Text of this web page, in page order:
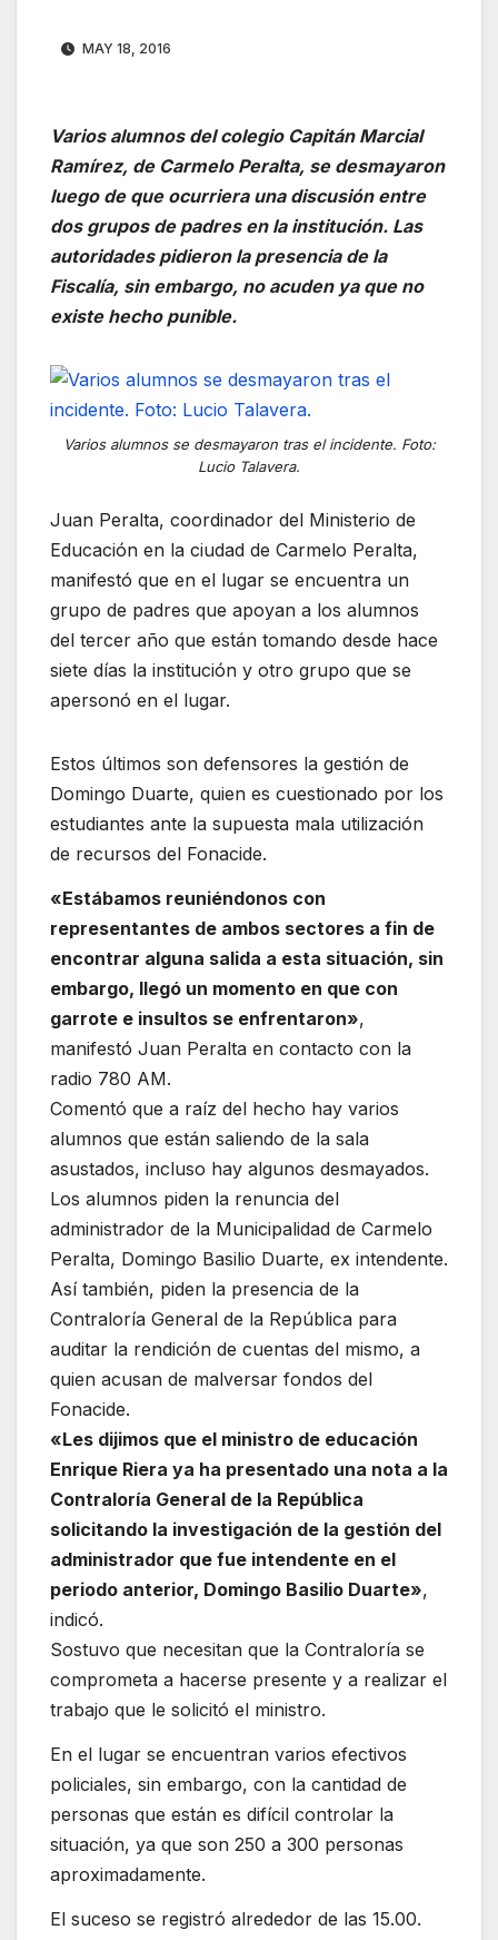
MAY 18, 2016
Varios alumnos del colegio Capitán Marcial
Ramírez, de Carmelo Peralta, se desmayaron
luego de que ocurriera una discusión entre
dos grupos de padres en la institución. Las
autoridades pidieron la presencia de la
Fiscalía, sin embargo, no acuden ya que no
existe hecho punible.
Varios alumnos se desmayaron tras el incidente. Foto:
Lucio Talavera.
Juan Peralta, coordinador del Ministerio de
Educación en la ciudad de Carmelo Peralta,
manifestó que en el lugar se encuentra un
grupo de padres que apoyan a los alumnos
del tercer año que están tomando desde hace
siete días la institución y otro grupo que se
apersonó en el lugar.
Estos últimos son defensores la gestión de
Domingo Duarte, quien es cuestionado por los
estudiantes ante la supuesta mala utilización
de recursos del Fonacide.
«Estábamos reuniéndonos con
representantes de ambos sectores a fin de
encontrar alguna salida a esta situación, sin
embargo, llegó un momento en que con
garrote e insultos se enfrentaron»,
manifestó Juan Peralta en contacto con la
radio 780 AM.
Comentó que a raíz del hecho hay varios
alumnos que están saliendo de la sala
asustados, incluso hay algunos desmayados.
Los alumnos piden la renuncia del
administrador de la Municipalidad de Carmelo
Peralta, Domingo Basilio Duarte, ex intendente.
Así también, piden la presencia de la
Contraloría General de la República para
auditar la rendición de cuentas del mismo, a
quien acusan de malversar fondos del
Fonacide.
«Les dijimos que el ministro de educación
Enrique Riera ya ha presentado una nota a la
Contraloría General de la República
solicitando la investigación de la gestión del
administrador que fue intendente en el
periodo anterior, Domingo Basilio Duarte»,
indicó.
Sostuvo que necesitan que la Contraloría se
comprometa a hacerse presente y a realizar el
trabajo que le solicitó el ministro.
En el lugar se encuentran varios efectivos
policiales, sin embargo, con la cantidad de
personas que están es difícil controlar la
situación, ya que son 250 a 300 personas
aproximadamente.
El suceso se registró alrededor de las 15.00.